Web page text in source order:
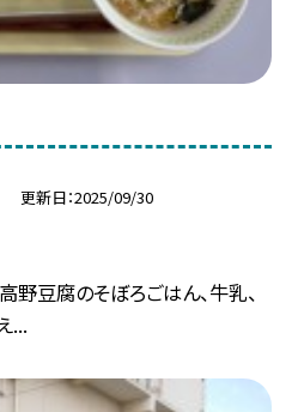
更新日 2025/09/30
野豆腐のそぼろごはん、牛乳、
...